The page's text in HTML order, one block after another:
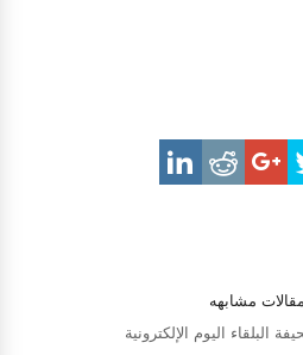
مقالات مشابهه
البلقاء اليوم الإلكترونية